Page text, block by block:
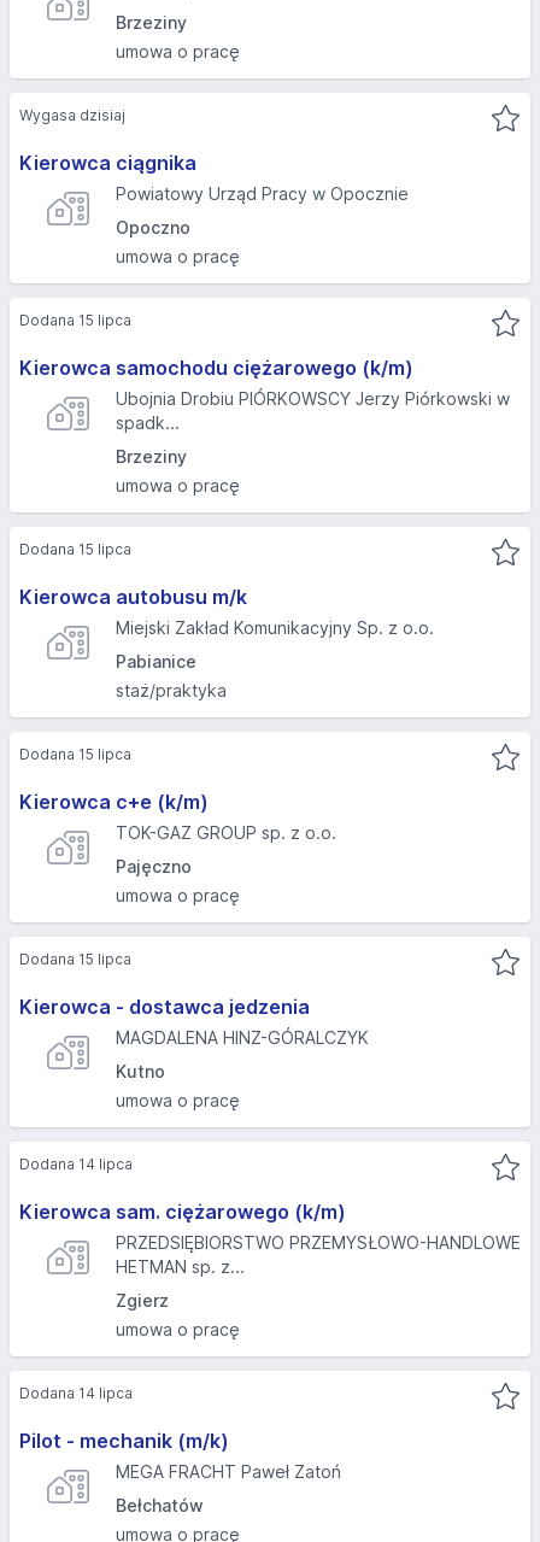
Brzeziny
umowa o pracę
Kierowca ciągnika
Powiatowy Urząd Pracy w Opocznie
Opoczno
umowa o pracę
Wygasa dzisiaj
Kierowca samochodu ciężarowego (k/m)
Ubojnia Drobiu PIÓRKOWSCY Jerzy Piórkowski w
spadk...
Brzeziny
umowa o pracę
Dodana 15 lipca
Kierowca autobusu m/k
Miejski Zakład Komunikacyjny Sp. z o.o.
Pabianice
staż/praktyka
Dodana 15 lipca
Kierowca c+e (k/m)
TOK-GAZ GROUP sp. z o.o.
Pajęczno
umowa o pracę
Dodana 15 lipca
Kierowca - dostawca jedzenia
MAGDALENA HINZ-GÓRALCZYK
Kutno
umowa o pracę
Dodana 15 lipca
Kierowca sam. ciężarowego (k/m)
PRZEDSIĘBIORSTWO PRZEMYSŁOWO-HANDLOWE
HETMAN sp. z...
Zgierz
umowa o pracę
Dodana 14 lipca
Pilot - mechanik (m/k)
MEGA FRACHT Paweł Zatoń
Bełchatów
umowa o pracę
Dodana 14 lipca